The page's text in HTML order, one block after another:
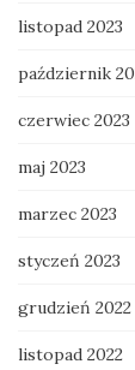
listopad 2023
październik
czerwiec 2023
maj 2023
marzec 2023
styczeń 2023
grudzień 2022
listopad 2022